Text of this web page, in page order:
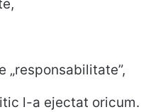
„responsabilitate”,
l-a ejectat oricum.